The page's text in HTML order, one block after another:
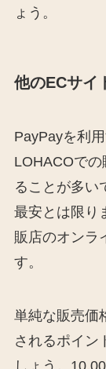
ょう。
他のECサイ
PayPayを利
LOHACOで
ることが多い
最安とは限り
販店のオンラ
す。
単純な販売価
されるポイン
しょう。